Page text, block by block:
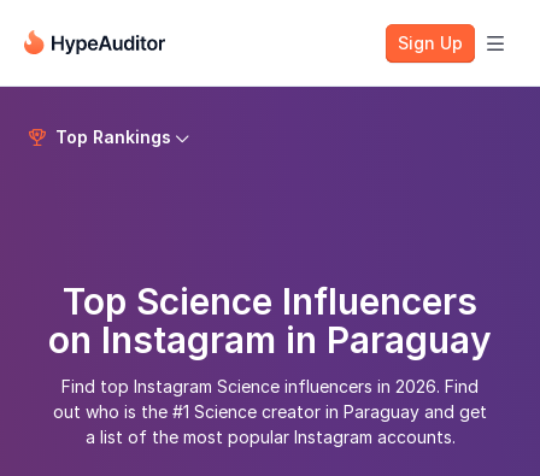
Sign Up 
 Top Rankings 
Top Science Influencers
on Instagram in Paraguay
Find top Instagram Science influencers in 2026. Find
out who is the #1 Science creator in Paraguay and get
a list of the most popular Instagram accounts.